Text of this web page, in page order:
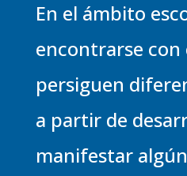
En el ámbito
encontrarse con
persiguen
a partir de
manifestar